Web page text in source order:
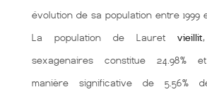
évolution de sa population entre 1999
La population de Lauretvieillit
sexagenaires constitue 24.98%
manière significative de 5.56%